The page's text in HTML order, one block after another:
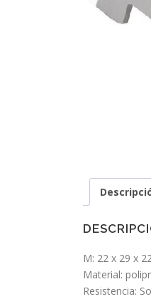
M: 22 x 29 x
Material:
Resistencia: